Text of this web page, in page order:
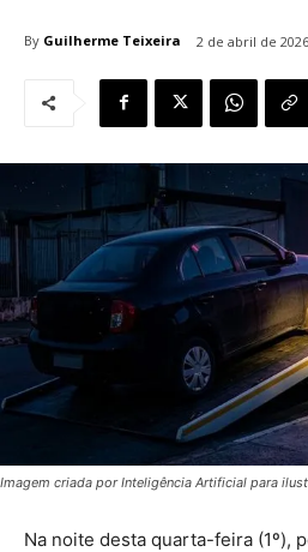
By Guilherme Teixeira 2 de abril de 2026
Imagem criada por Inteligência Artificial para
Na noite desta quarta-feira (1º),